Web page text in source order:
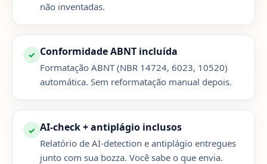
não inventadas.
✓ Conformidade ABNT incluída
Formatação ABNT (NBR 14724, 6023, 10520)
automática. Sem reformatação manual depois.
✓ AI-check + antiplágio inclusos
Relatório de AI-detection e antiplágio entregues
junto com sua bozza. Você sabe o que envia.